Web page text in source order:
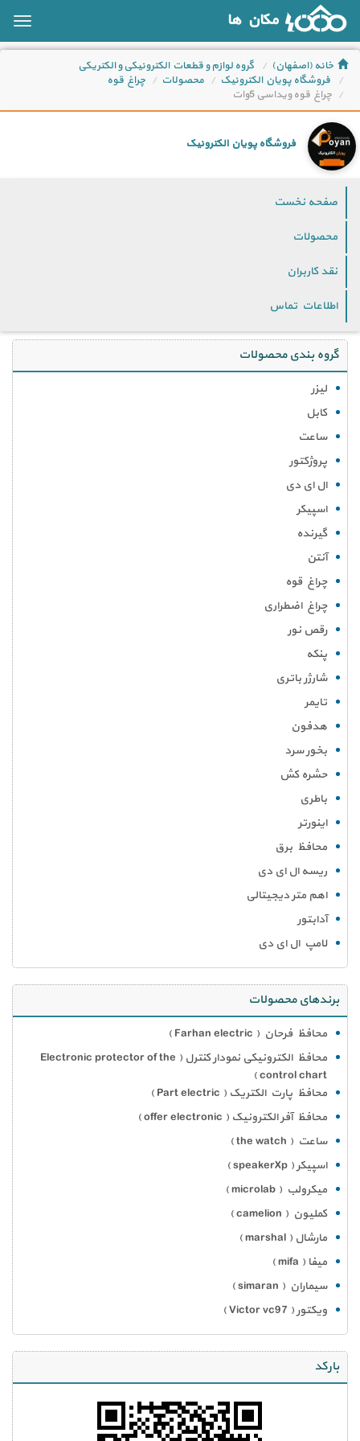
مکان ها
خانه (اصفهان)
گروه لوازم و قطعات الکترونیکی و الکتریکی
فروشگاه پویان الکترونیک
محصولات
چراغ قوه
چراغ قوه ویداسی 5وات
فروشگاه پویان الکترونیک
صفحه نخست
محصولات
نقد کاربران
اطلاعات تماس
گروه بندی محصولات
لیزر
کابل
ساعت
پروژکتور
ال ای دی
اسپیکر
گیرنده
آنتن
چراغ قوه
چراغ اضطراری
رقص نور
پنکه
شارژر باتری
تایمر
هدفون
بخور سرد
حشره کش
باطری
اینورتر
محافظ برق
ریسه ال ای دی
اهم متر دیجیتالی
آدابتور
لامپ ال ای دی
برندهای محصولات
محافظ فرحان ( Farhan electric )
محافظ الکترونیکی نمودار کنترل ( Electronic protector of the
control chart )
محافظ پارت الکتریک ( Part electric )
محافظ آفر الکترونیک ( offer electronic )
ساعت ( the watch )
اسپیکر ( speakerXp )
میکرولب ( microlab )
کملیون ( camelion )
مارشال ( marshal )
میفا ( mifa )
سیماران ( simaran )
ویکتور ( Victor vc97 )
بارکد